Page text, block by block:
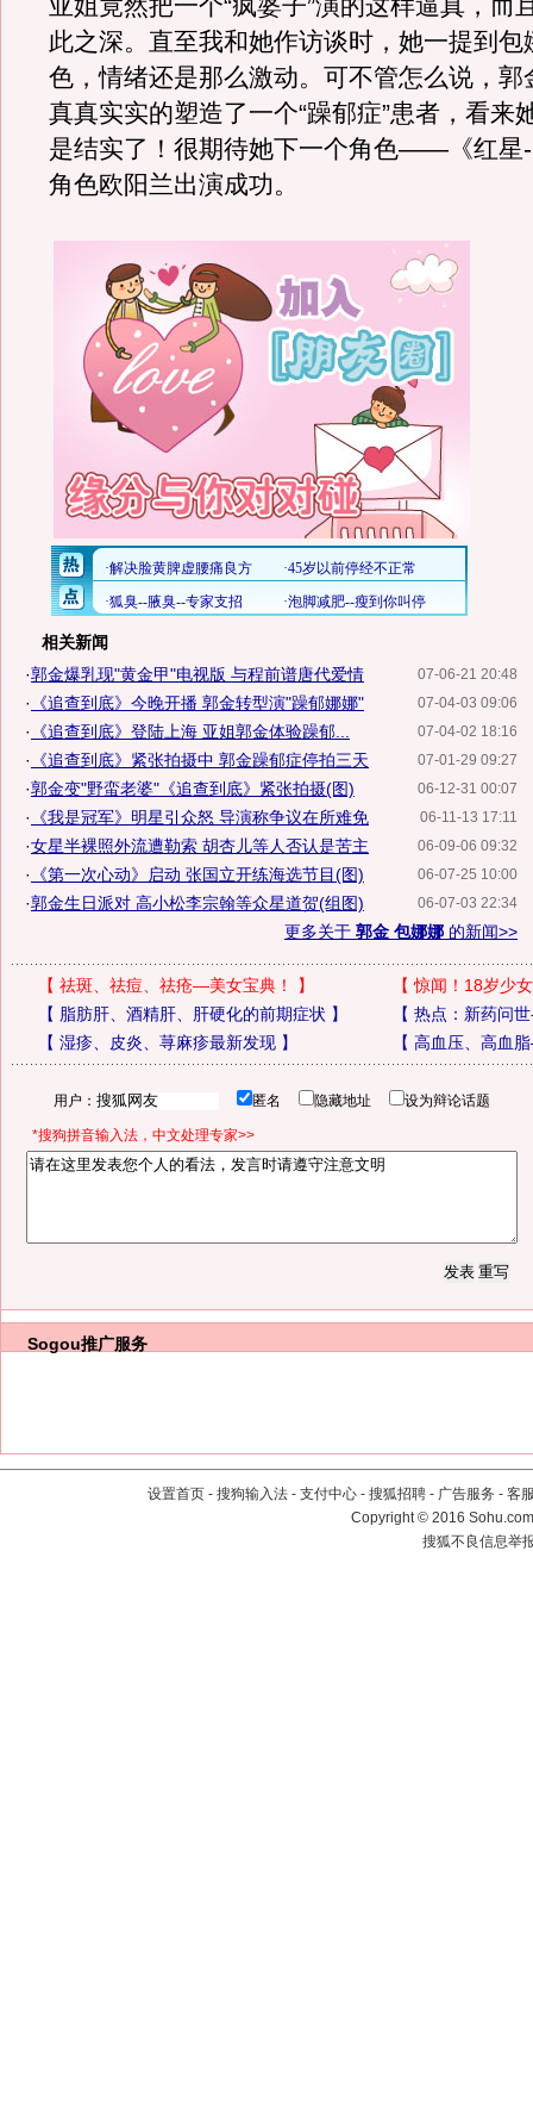
亚姐竟然把一个“疯婆子”演的这样逼真，而
此之深。直至我和她作访谈时，她一提到包
色，情绪还是那么激动。可不管怎么说，郭
真真实实的塑造了一个“躁郁症”患者，看来
是结实了！很期待她下一个角色——《红星
角色欧阳兰出演成功。
相关新闻
07-06-21 20:48
·郭金爆乳现"黄金甲"电视版 与程前谱唐代爱情
07-04-03 09:06
· 《追查到底》今晚开播 郭金转型演"躁郁娜娜"
07-04-02 18:16
· 《追查到底》登陆上海 亚姐郭金体验躁郁...
07-01-29 09:27
· 《追查到底》紧张拍摄中 郭金躁郁症停拍三天
06-12-31 00:07
·郭金变"野蛮老婆"《追查到底》紧张拍摄(图)
06-11-13 17:11
· 《我是冠军》明星引众怒 导演称争议在所难免
06-09-06 09:32
·女星半裸照外流遭勒索 胡杏儿等人否认是苦主
06-07-25 10:00
· 《第一次心动》启动 张国立开练海选节目(图)
06-07-03 22:34
·郭金生日派对 高小松李宗翰等众星道贺(组图)
更多关于 郭金 包娜娜 的新闻>>
【 祛斑、祛痘、祛疮—美女宝典！ 】 【惊闻！18岁少
【 脂肪肝、酒精肝、肝硬化的前期症状 】 【 热点：新药问
【 湿疹、皮炎、荨麻疹最新发现】 【 高血压、高血
用户： 匿名 隐藏地址 设为辩论话题
*搜狗拼音输入法，中文处理专家>>
Sogou推广服务
设置首页 - 搜狗输入法 - 支付中心 - 搜狐招聘 - 广告服务 - 客
Copyright©2016
搜狐不良信息举